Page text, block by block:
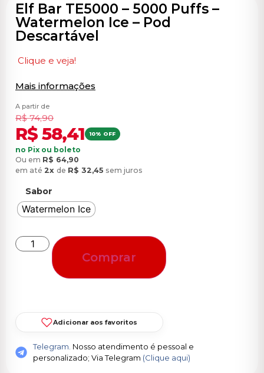
Elf Bar TE5000 – 5000 Puffs –
Watermelon Ice – Pod
Descartável
Clique e veja!
Mais informações
A partir de
R$74,90
R$58,41 10% OFF
no Pix ou boleto
Ou em R$ 64,90
em até 2x de R$ 32,45 sem juros
Sabor
Watermelon Ice
Comprar
Adicionar aos favoritos
Telegram. Nosso atendimento é pessoal e
personalizado; Via Telegram (Clique aqui)